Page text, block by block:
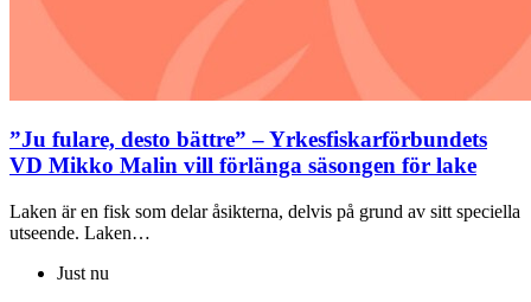
”Ju fulare, desto bättre” – Yrkesfiskarförbundets
VD Mikko Malin vill förlänga säsongen för lake
Laken är en fisk som delar åsikterna, delvis på grund av sitt speciella
utseende. Laken…
Just nu